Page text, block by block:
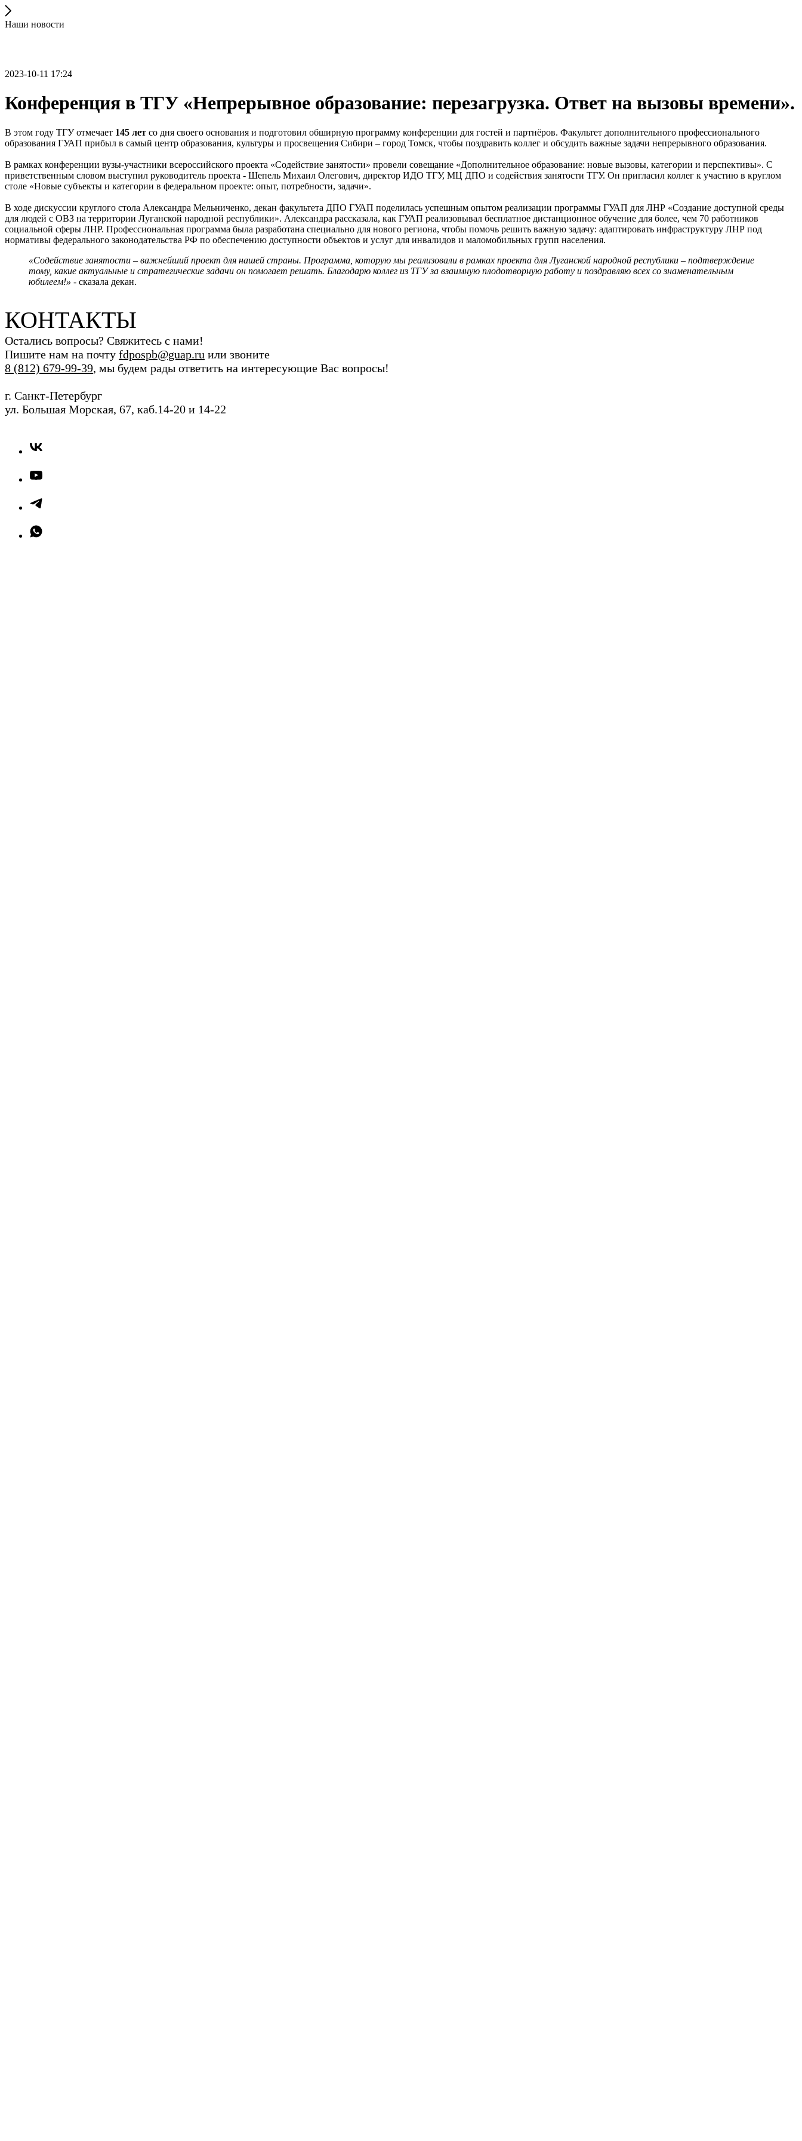
Наши новости
2023-10-11 17:24
Конференция в ТГУ «Непрерывное образование: перезагрузка. Ответ на вызовы времени».
В этом году ТГУ отмечает 145 лет со дня своего основания и подготовил обширную программу конференции для гостей и партнёров. Факультет дополнительного профессионального
образования ГУАП прибыл в самый центр образования, культуры и просвещения Сибири – город Томск, чтобы поздравить коллег и обсудить важные задачи непрерывного образования.
В рамках конференции вузы-участники всероссийского проекта «Содействие занятости» провели совещание «Дополнительное образование: новые вызовы, категории и перспективы». С
приветственным словом выступил руководитель проекта - Шепель Михаил Олегович, директор ИДО ТГУ, МЦ ДПО и содействия занятости ТГУ. Он пригласил коллег к участию в круглом
столе «Новые субъекты и категории в федеральном проекте: опыт, потребности, задачи».
В ходе дискуссии круглого стола Александра Мельниченко, декан факультета ДПО ГУАП поделилась успешным опытом реализации программы ГУАП для ЛНР «Создание доступной среды
для людей с ОВЗ на территории Луганской народной республики». Александра рассказала, как ГУАП реализовывал бесплатное дистанционное обучение для более, чем 70 работников
социальной сферы ЛНР. Профессиональная программа была разработана специально для нового региона, чтобы помочь решить важную задачу: адаптировать инфраструктуру ЛНР под
нормативы федерального законодательства РФ по обеспечению доступности объектов и услуг для инвалидов и маломобильных групп населения.
«Содействие занятости – важнейший проект для нашей страны. Программа, которую мы реализовали в рамках проекта для Луганской народной республики – подтверждение
тому, какие актуальные и стратегические задачи он помогает решать. Благодарю коллег из ТГУ за взаимную плодотворную работу и поздравляю всех со знаменательным
юбилеем!» - сказала декан.
КОНТАКТЫ
Остались вопросы? Свяжитесь с нами!
Пишите нам на почту fdpospb@guap.ru или звоните
8 (812) 679-99-39, мы будем рады ответить на интересующие Вас вопросы!
г. Санкт-Петербург
ул. Большая Морская, 67, каб.14-20 и 14-22